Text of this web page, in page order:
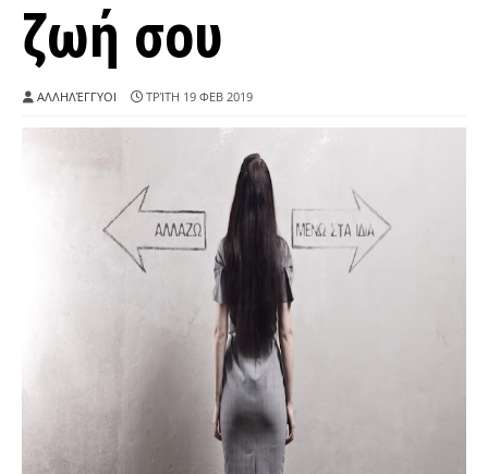
ζωή σου
ΑΛΛΗΛΈΓΓΥΟΙ ΤΡΊΤΗ 19 ΦΕΒ 2019